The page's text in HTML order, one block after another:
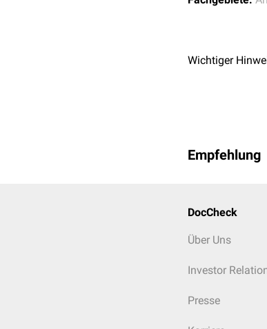
Wichtiger
Empfehlung
DocCheck
Über Uns
Investor
Presse